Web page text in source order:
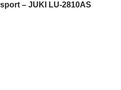
– JUKI LU-2810AS